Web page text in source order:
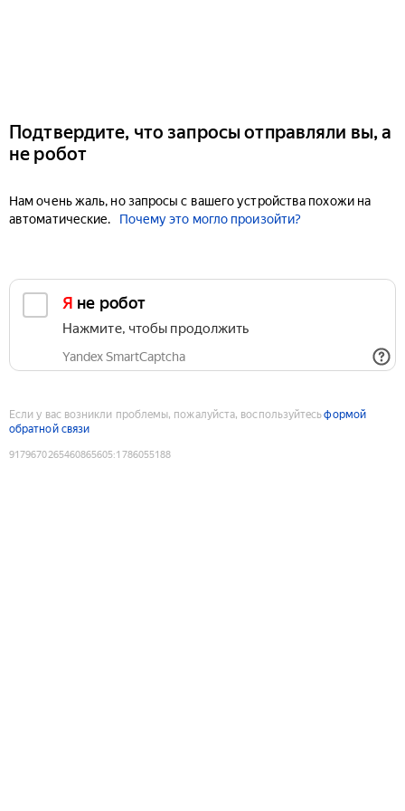
Подтвердите, что запросы отправляли вы, а
не робот
Нам очень жаль, но запросы с вашего устройства похожи на
автоматические.
Почему это могло произойти?
Я не робот
Нажмите, чтобы продолжить
Yandex SmartCaptcha
Если у вас возникли проблемы, пожалуйста, воспользуйтесьформой
обратной связи
9179670265460865605:1786055188